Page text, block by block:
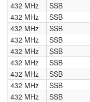
432 MHz
SSB
432 MHz
SSB
432 MHz
SSB
432 MHz
SSB
432 MHz
SSB
432 MHz
SSB
432 MHz
SSB
432 MHz
SSB
432 MHz
SSB